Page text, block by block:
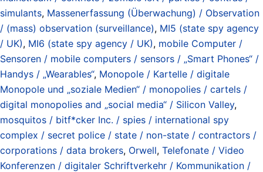
simulants, Massenerfassung (Überwachung) / Observation
/ (mass) observation (surveillance), MI5 (state spy agency
/ UK), MI6 (state spy agency / UK), mobile Computer /
Sensoren / mobile computers / sensors / „Smart Phones“ /
Handys / „Wearables“, Monopole / Kartelle / digitale
Monopole und „soziale Medien“ / monopolies / cartels /
digital monopolies and „social media“ / Silicon Valley,
mosquitos / bitf*cker Inc. / spies / international spy
complex / secret police / state / non-state / contractors /
corporations / data brokers, Orwell, Telefonate / Video
Konferenzen / digitaler Schriftverkehr / Kommunikation /